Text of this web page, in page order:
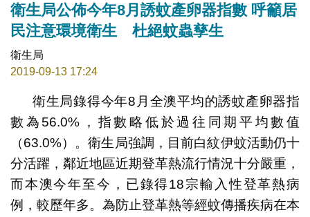
衛生局公佈今年8月誘蚊產卵器指數 呼籲居
民注意環境衛生 杜絕蚊蟲孳生
衛生局
2019-09-13 17:24
衛生局錄得今年8月全澳平均的誘蚊產卵器指
數為56.0%，指數略低於過往同期平均數值
（63.0%）。衛生局強調，目前白紋伊蚊活動仍十
分活躍，鄰近地區近期登革熱流行情況十分嚴重，
而本澳今年至今，已錄得18宗輸入性登革熱病
例，較歷年多。為防止登革熱等經蚊傳播疾病在本